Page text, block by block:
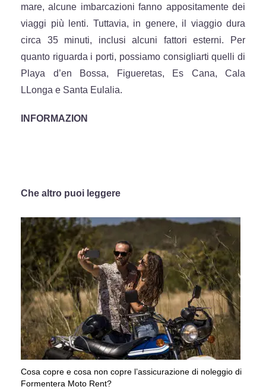
mare, alcune imbarcazioni fanno appositamente dei
viaggi più lenti. Tuttavia, in genere, il viaggio dura
circa 35 minuti, inclusi alcuni fattori esterni. Per
quanto riguarda i porti, possiamo consigliarti quelli di
Playa d’en Bossa, Figueretas, Es Cana, Cala
LLonga e Santa Eulalia.
INFORMAZION
Che altro puoi leggere
Cosa copre e cosa non copre l’assicurazione di noleggio di
Formentera Moto Rent?